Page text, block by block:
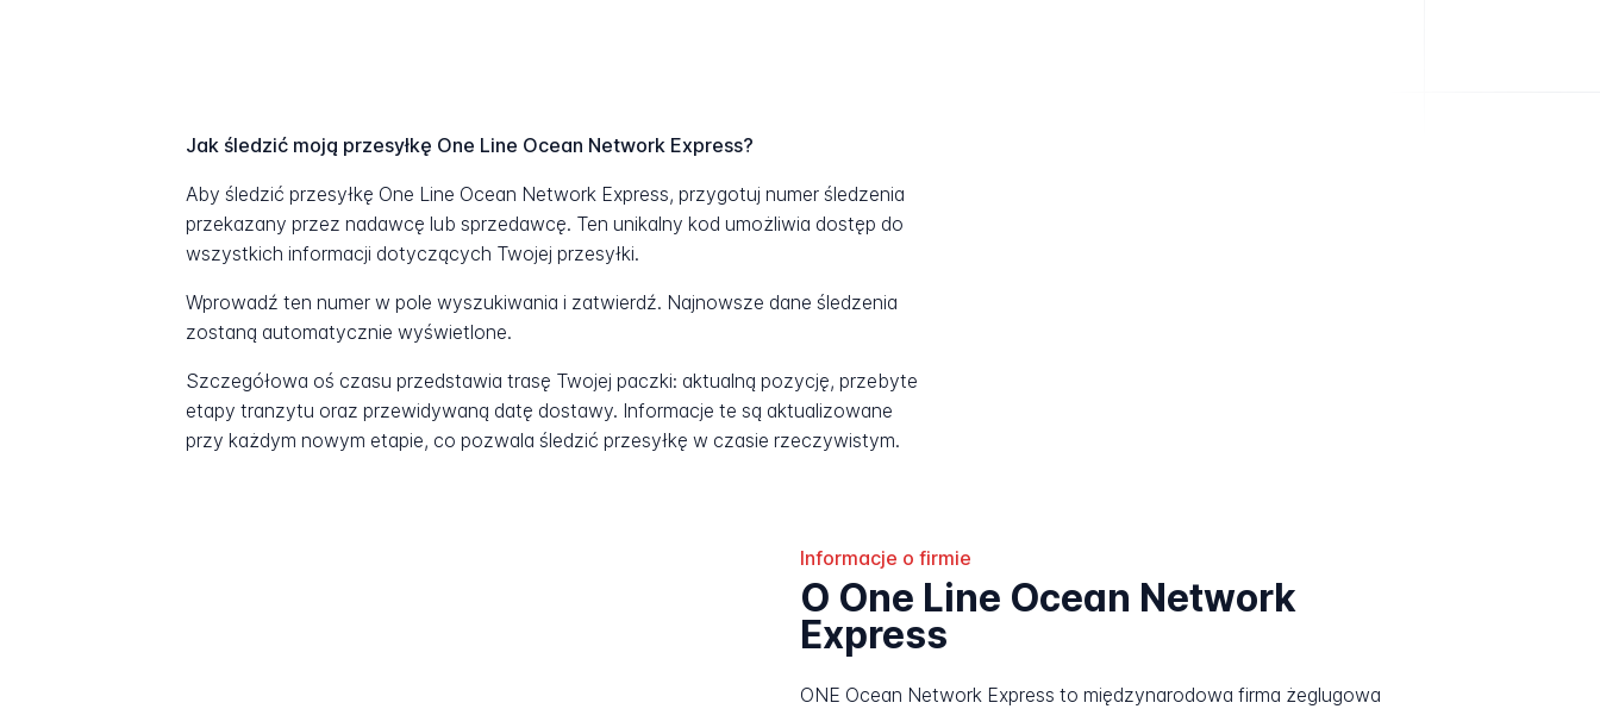
Jak śledzić moją przesyłkę One Line Ocean Network Express?
Aby śledzić przesyłkę One Line Ocean Network Express, przygotuj numer śledzenia
przekazany przez nadawcę lub sprzedawcę. Ten unikalny kod umożliwia dostęp do
wszystkich informacji dotyczących Twojej przesyłki.
Wprowadź ten numer w pole wyszukiwania i zatwierdź. Najnowsze dane śledzenia
zostaną automatycznie wyświetlone.
Szczegółowa oś czasu przedstawia trasę Twojej paczki: aktualną pozycję, przebyte
etapy tranzytu oraz przewidywaną datę dostawy. Informacje te są aktualizowane
przy każdym nowym etapie, co pozwala śledzić przesyłkę w czasie rzeczywistym.
Informacje o firmie
O One Line Ocean Network
Express
ONE Ocean Network Express to międzynarodowa firma żeglugowa